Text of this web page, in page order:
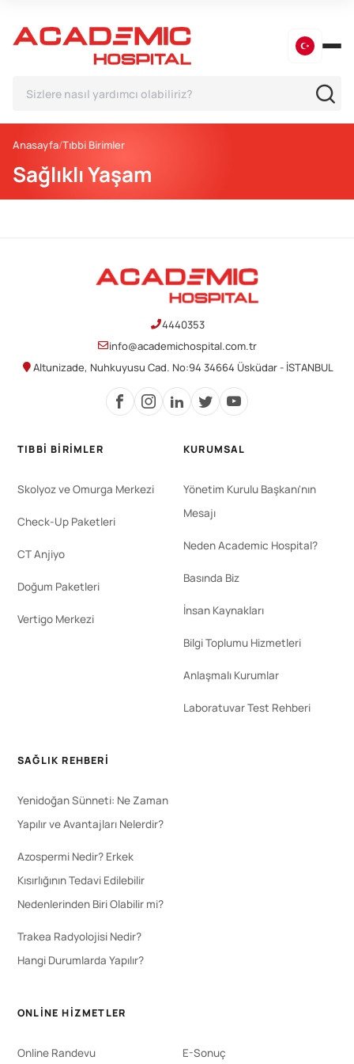
Anasayfa Tıbbi Birimler
Sağlıklı Yaşam
4440353
info@academichospital.com.tr
Altunizade, Nuhkuyusu Cad. No:94 34664 Üsküdar - İSTANBUL
TIBBI BIRIMLER
Skolyoz ve Omurga Merkezi
Check-Up Paketleri
CT Anjiyo
Doğum Paketleri
Vertigo Merkezi
KURUMSAL
Yönetim Kurulu Başkanı'nın
Mesajı
Neden Academic Hospital?
Basında Biz
İnsan Kaynakları
Bilgi Toplumu Hizmetleri
Anlaşmalı Kurumlar
Laboratuvar Test Rehberi
SAĞLIK REHBERI
Yenidoğan Sünneti: Ne Zaman
Yapılır ve Avantajları Nelerdir?
Azospermi Nedir? Erkek
Kısırlığının Tedavi Edilebilir
Nedenlerinden Biri Olabilir mi?
Trakea Radyolojisi Nedir?
Hangi Durumlarda Yapılır?
ONLINE HIZMETLER
Online Randevu E-Sonuç